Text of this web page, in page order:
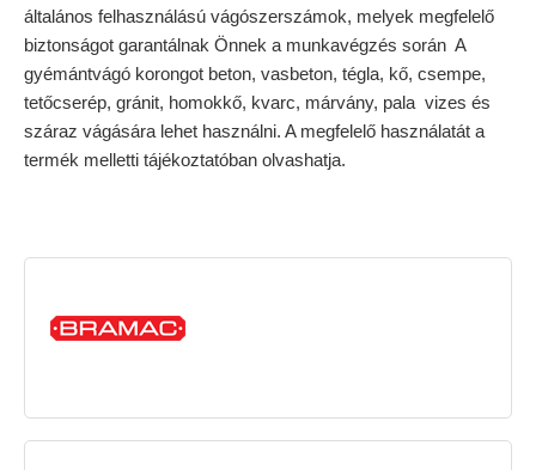
általános felhasználású vágószerszámok, melyek megfelelő
biztonságot garantálnak Önnek a munkavégzés során A
gyémántvágó korongot beton, vasbeton, tégla, kő, csempe,
tetőcserép, gránit, homokkő, kvarc, márvány, pala vizes és
száraz vágására lehet használni. A megfelelő használatát a
termék melletti tájékoztatóban olvashatja.